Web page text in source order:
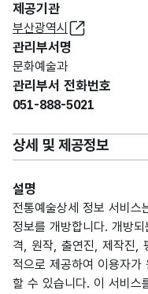
제공기관
부산광역시
관리부서명
문화예술과
관리부서 전화번호
051-888-5021
상세 및 제공정보
설명
전통예술상세 정보 서비스
정보를 개방합니다. 개방
격, 원작, 출연진, 제작진,
적으로 제공하여 이용자가
할 수 있습니다. 이 서비스